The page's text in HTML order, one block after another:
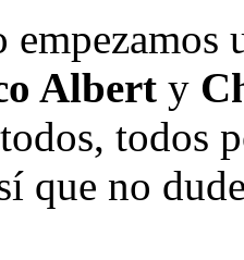
Albert y
todos
que no